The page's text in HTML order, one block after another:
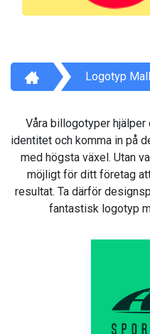
Logotyp
Våra billogotyper
identitet och komma in på
med högsta växel. Utan
möjligt för ditt företag
resultat. Ta därför
fantastisk logotyp